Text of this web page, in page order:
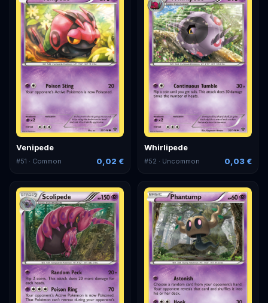
Venipede
#51 · Common 0,02 €
Whirlipede
#52 · Uncommon 0,03 €